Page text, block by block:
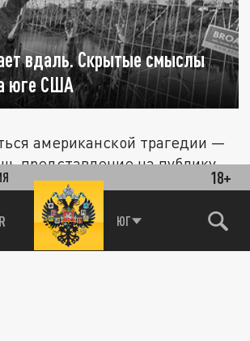
18+
ЮГ
вдаль. Скрытые смыслы
юге США
американской трагедии —
представление на публику.
"Скрытые...